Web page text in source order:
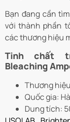
Bạn đang cần
với thành phần
các thương hiệu
Tinh chất
Bleaching
Thương
Quốc gia:
Dung tích: